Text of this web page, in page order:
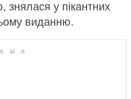
знялася у пікантних
виданню.